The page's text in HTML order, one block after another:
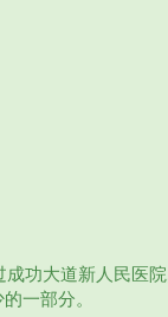
功大道新人民医
一部分。